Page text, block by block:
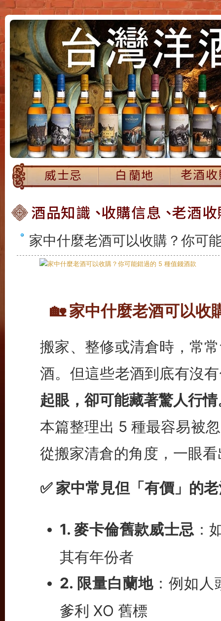
家中什麼老酒可以收購？你可
🏡 家中什麼老酒可以收
搬家、整修或清倉時，常
酒。但這些老酒到底有沒
起眼，卻可能藏著驚人行
本篇整理出 5 種最容易被
從搬家清倉的角度，一眼
✅ 家中常見但「有價」的
1. 麥卡倫舊款威士忌 ：
其有年份者
2. 限量白蘭地 ：例如
爹利 XO 舊標